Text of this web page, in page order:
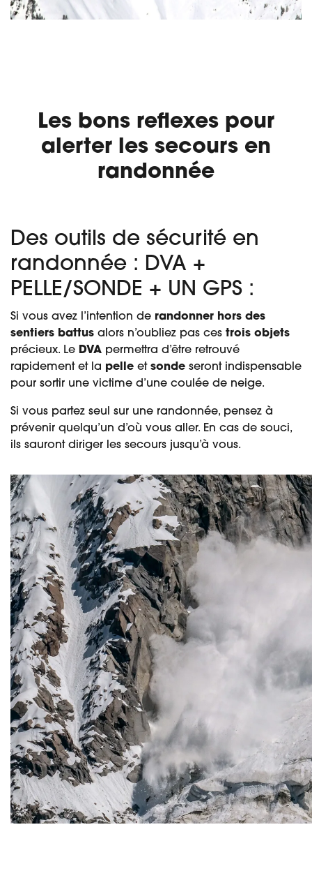
Les bons reflexes pour
alerter les secours en
randonnée
Des outils de sécurité en
randonnée : DVA +
PELLE/SONDE + UN GPS :
Si vous avez l’intention de randonner hors des
sentiers battus alors n’oubliez pas ces trois objets
précieux. Le DVA permettra d’être retrouvé
rapidement et l a pelle et sonde seront indispensable
pour sortir une victime d’une coulée de neige.
Si vous partez seul sur une randonnée, pensez à
prévenir quelqu’un d’où vous aller. En cas de souci,
ils sauront diriger les secours jusqu’à vous.